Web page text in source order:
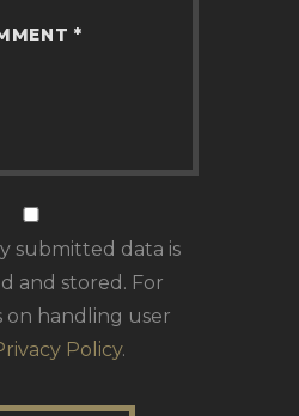
submitted data is
and stored. For
handling user
Policy.